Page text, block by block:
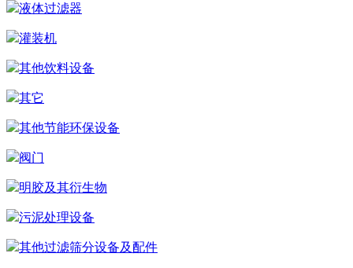
液体过滤器
灌装机
其他饮料设备
其它
其他节能环保设备
阀门
明胶及其衍生物
污泥处理设备
其他过滤筛分设备及配件